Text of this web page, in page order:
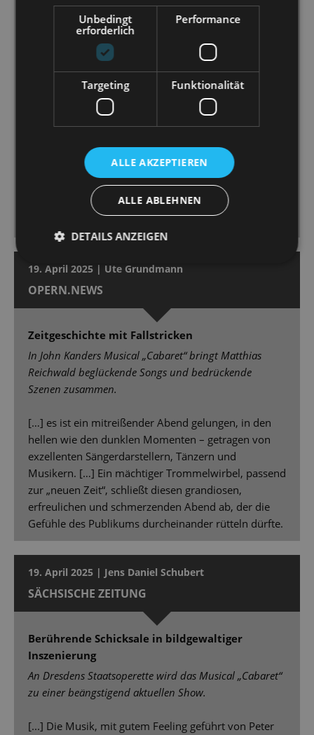
Matthias Reichwald zeigt „Cabaret“ an der
Staatsoperette als zeitloses Gesellschaftsstück.
[...] Das Orchester der Staatsoperette Dresden [...]
wird unter der Leitung von Peter Christian Feigel zum
wahren Star des Abends. [...] Vermeulen vermag es,
ihre Sally mit Temperament und Verletzlichkeit
Premiere [...] Marcus Günzel, hat als Conférencier die
volle Aufmerksamkeit bei sich. Er ist Showman,
Paradiesvogel, mitreißender Unterhalter, einer, dem
man die Rampensau vom ersten bis zum letzten
Moment abnimmt. [...]
19. April 2025 | Ute Grundmann
OPERN.NEWS
Zeitgeschichte mit Fallstricken
In John Kanders Musical „Cabaret“ bringt Matthias
Reichwald beglückende Songs und bedrückende
Szenen zusammen.
[…] es ist ein mitreißender Abend gelungen, in den
hellen wie den dunklen Momenten – getragen von
exzellenten Sängerdarstellern, Tänzern und
Musikern. […] Ein mächtiger Trommelwirbel, passend
zur „neuen Zeit“, schließt diesen grandiosen,
erfreulichen und schmerzenden Abend ab, der die
Gefühle des Publikums durcheinander rütteln dürfte.
19. April 2025 | Jens Daniel Schubert
SÄCHSISCHE ZEITUNG
Berührende Schicksale in bildgewaltiger
Inszenierung
An Dresdens Staatsoperette wird das Musical „Cabaret“
zu einer beängstigend aktuellen Show.
[...] Die Musik, mit gutem Feeling geführt von Peter
Unbedingt
erforderlich
Performance
Targeting Funktionalität
ALLE AKZEPTIEREN
ALLE ABLEHNEN
DETAILS ANZEIGEN